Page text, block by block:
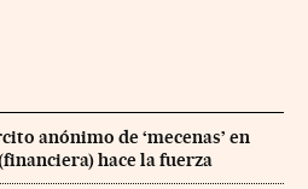
anónimo de ‘mecenas’ en
hace la fuerza